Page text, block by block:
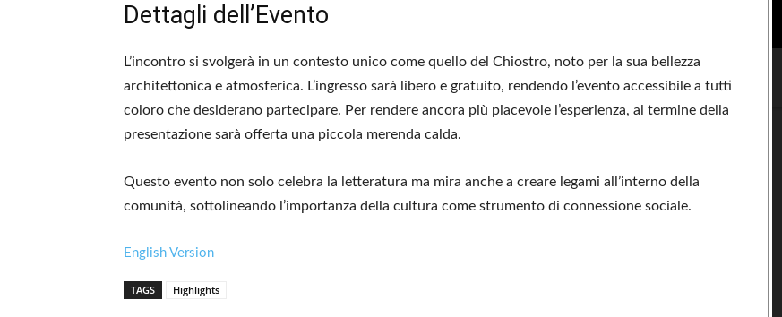
Dettagli dell’Evento
L’incontro si svolgerà in un contesto unico come quello del Chiostro, noto per la sua bellezza
architettonica e atmosferica. L’ingresso sarà libero e gratuito, rendendo l’evento accessibile a tutti
coloro che desiderano partecipare. Per rendere ancora più piacevole l’esperienza, al termine della
presentazione sarà offerta una piccola merenda calda.
Questo evento non solo celebra la letteratura ma mira anche a creare legami all’interno della
comunità, sottolineando l’importanza della cultura come strumento di connessione sociale.
English Version
TAGS Highlights